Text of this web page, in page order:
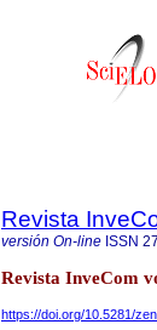
Revista
versión On-line ISSN
Revista InveCom
https://doi.org/10.5281/